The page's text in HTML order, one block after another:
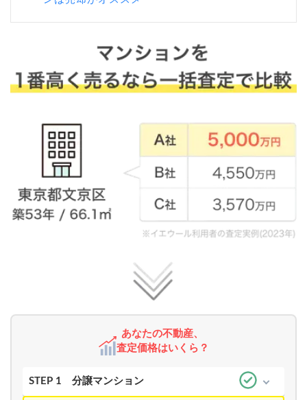
あなたの不動産、
査定価格はいくら？
STEP 1 分譲マンション